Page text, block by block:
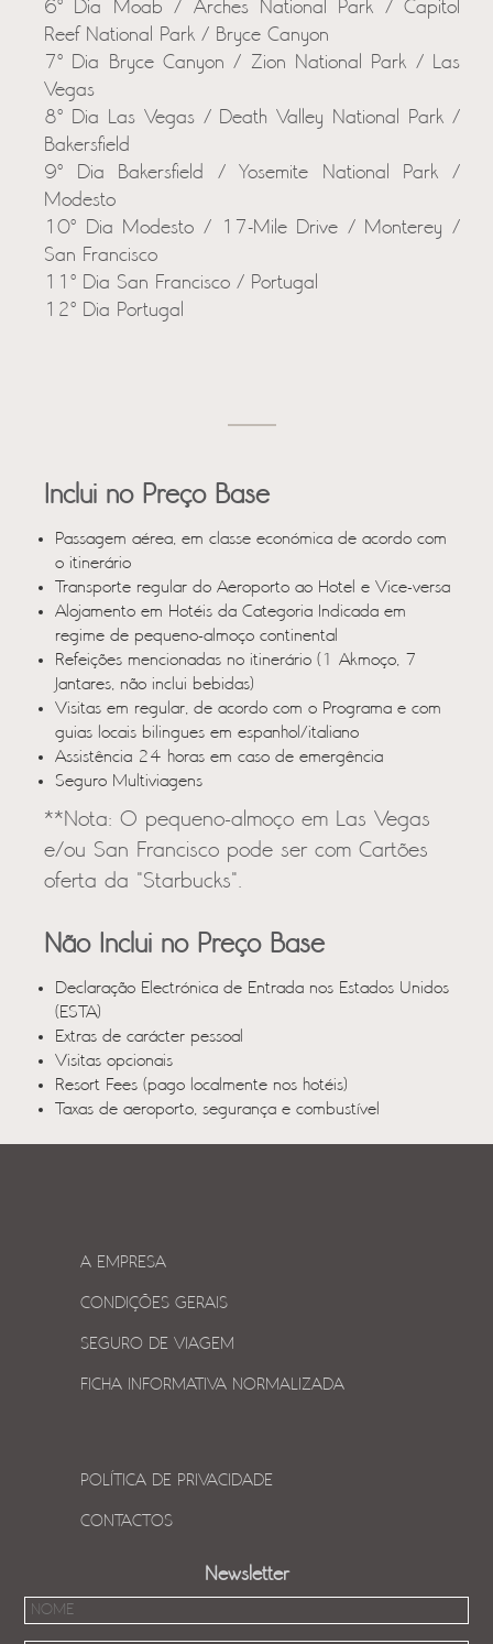
6º Dia Moab / Arches National Park / Capitol
Reef National Park / Bryce Canyon
7º Dia Bryce Canyon / Zion National Park / Las
Vegas
8º Dia Las Vegas / Death Valley National Park /
Bakersfield
9º Dia Bakersfield / Yosemite National Park /
Modesto
10º Dia Modesto / 17-Mile Drive / Monterey /
San Francisco
11º Dia San Francisco / Portugal
12º Dia Portugal
Inclui no Preço Base
Passagem aérea, em classe económica de acordo com
o itinerário
Transporte regular do Aeroporto ao Hotel e Vice-versa
Alojamento em Hotéis da Categoria Indicada em
regime de pequeno-almoço continental
Refeições mencionadas no itinerário (1 Akmoço, 7
Jantares, não inclui bebidas)
Visitas em regular, de acordo com o Programa e com
guias locais bilingues em espanhol/italiano
Assistência 24 horas em caso de emergência
Seguro Multiviagens
**Nota: O pequeno-almoço em Las Vegas
e/ou San Francisco pode ser com Cartões
oferta da "Starbucks".
Não Inclui no Preço Base
Declaração Electrónica de Entrada nos Estados Unidos
(ESTA)
Extras de carácter pessoal
Visitas opcionais
Resort Fees (pago localmente nos hotéis)
Taxas de aeroporto, segurança e combustível
A EMPRESA
CONDIÇÕES GERAIS
SEGURO DE VIAGEM
FICHA INFORMATIVA NORMALIZADA
POLÍTICA DE PRIVACIDADE
CONTACTOS
Newsletter